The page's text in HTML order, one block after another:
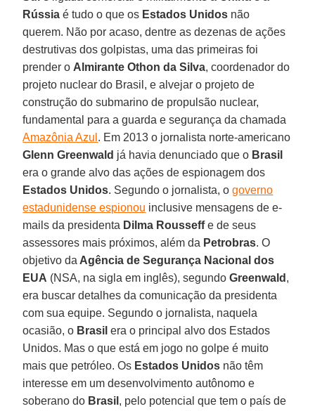
Rússia é tudo o que os Estados Unidos não
querem. Não por acaso, dentre as dezenas de ações
destrutivas dos golpistas, uma das primeiras foi
prender o Almirante Othon da Silva, coordenador do
projeto nuclear do Brasil, e alvejar o projeto de
construção do submarino de propulsão nuclear,
fundamental para a guarda e segurança da chamada
Amazônia Azul . Em 2013 o jornalista norte-americano
Glenn Greenwald já havia denunciado que o Brasil
era o grande alvo das ações de espionagem dos
Estados Unidos. Segundo o jornalista, ogoverno
estadunidense espionou inclusive mensagens de e-
mails da presidenta Dilma Rousseffe de seus
assessores mais próximos, além da Petrobras. O
objetivo da Agência de Segurança Nacional dos
EUA (NSA, na sigla em inglês), segundoGreenwald ,
era buscar detalhes da comunicação da presidenta
com sua equipe. Segundo o jornalista, naquela
ocasião, o Brasil era o principal alvo dos Estados
Unidos. Mas o que está em jogo no golpe é muito
mais que petróleo. Os Estados Unidos não têm
interesse em um desenvolvimento autônomo e
soberano do Brasil , pelo potencial que tem o país de